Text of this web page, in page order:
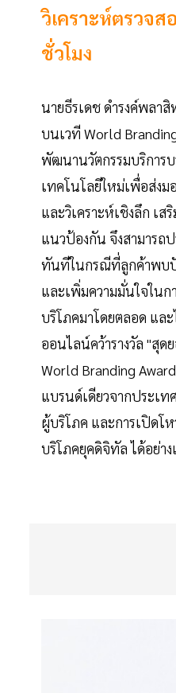
วิเคราะห์ตรวจ
ชั่วโมง
นายธีรเดช ดำรงค์พลา
บนเวที World
พัฒนานวัตกรรมบริการบ
เทคโนโลยีใหม่เพื่อส่ง
และวิเคราะห์เชิงลึก เ
แนวป้องกัน จึงสามาร
ทันทีในกรณีที่ลูกค้าพบปัญ
และเพิ่มความมั่นใจใน
บริโภคมาโดยตลอด แล
ออนไลน์คว้ารางวัล "สุ
World Branding
แบรนด์เดียวจากประเ
ผู้บริโภค และการเปิดโ
บริโภคยุคดิจิทัล ได้อย่าง